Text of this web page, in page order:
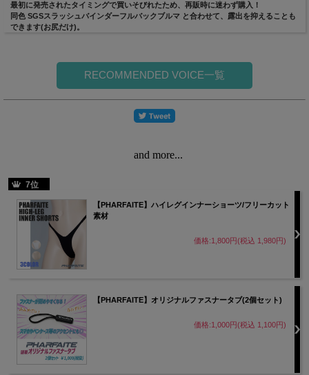
＝＝＝＝＝＝＝＝＝
【DESIGN/デザイン】
ボディラインを美しく魅せるフェティッシュな「スポー
最初に発売されたタイミングで買いそびれたため、再販時に迷わず購入！
同色 SGSスラッシュバインダーフルバックブルマ と合わせて、露出を抑えることも
できます(お尻だけ)。
RECOMMENDED VOICE一覧
and more...
7位
【PHARFAITE】ハイレグインナーショーツ/フリーカット
素材
価格:1,800円(税込 1,980円)
【PHARFAITE】オリジナルファスナータブ(2個セット)
価格:1,000円(税込 1,100円)